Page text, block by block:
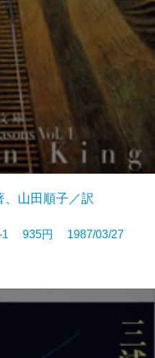
、山田順子／訳
1 935円 1987/03/27